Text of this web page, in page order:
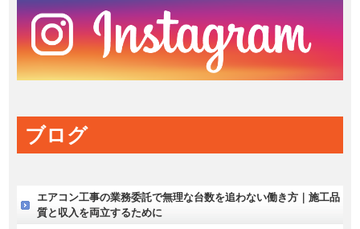
ブログ
エアコン工事の業務委託で無理な台数を追わない働き方｜施工品
質と収入を両立するために